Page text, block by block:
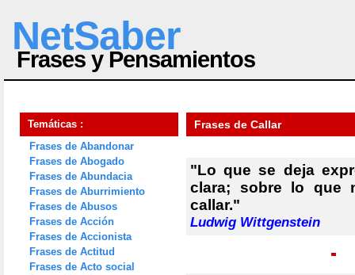
NetSaber
Frases y Pensamientos
Temáticas :
Frases de Abandonar
Frases de Abogado
Frases de Abundacia
Frases de Aburrimiento
Frases de Abusos
Frases de Acción
Frases de Accionista
Frases de Actitud
Frases de Acto social
Frases de Callar
"Lo que se deja
clara; sobre lo que
callar."
Ludwig Wittgenstein